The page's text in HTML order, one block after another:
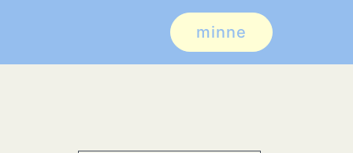
minne